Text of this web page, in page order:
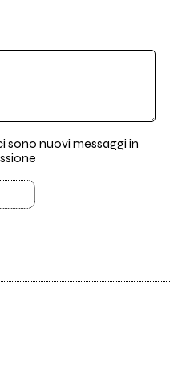
sono nuovi messaggi in